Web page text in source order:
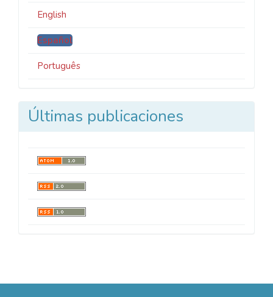
English
Español
Português
Últimas publicaciones